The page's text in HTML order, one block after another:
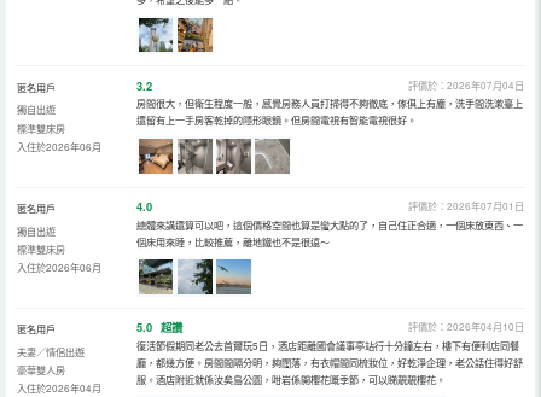
匿名用戶
獨自出遊
標準雙床房
入住於2026年06月
3.2
評價於：2026年07月04日
房間很大，但衛生程度一般，感覺房務人員打掃得不夠徹底，傢俱上有塵，洗手間洗漱臺上
還留有上一手房客乾掉的隱形眼鏡。但房間電視有智能電視很好。
匿名用戶
獨自出遊
標準雙床房
入住於2026年06月
4.0
評價於：2026年07月01日
總體來講還算可以吧，這個價格空間也算是蠻大點的了，自己住正合適，一個床放東西、一
個床用來睡，比較推薦，離地鐵也不是很遠～
匿名用戶
夫妻／情侶出遊
豪華雙人房
入住於2026年04月
5.0 超讚
評價於：2026年04月10日
復活節假期同老公去首爾玩5日，酒店距離國會議事亭站行十分鐘左右，樓下有便利店同餐
廳，都幾方便。房間間隔分明，夠闊落，有衣帽間同梳妝位，好乾淨企理，老公話住得好舒
服。酒店附近就係汝矣島公園，咁岩係開櫻花嘅季節，可以睇靚靚櫻花。